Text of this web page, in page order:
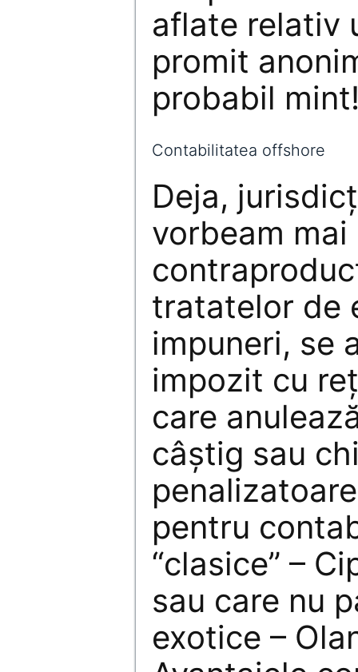
aflate relativ
promit
probabil
Contabilitatea offshore
Deja,
vorbeam
tratatelor de
impuneri, se
impozit cu
care
câștig sau
pentru
“clasice” –
sau care nu
exotice –